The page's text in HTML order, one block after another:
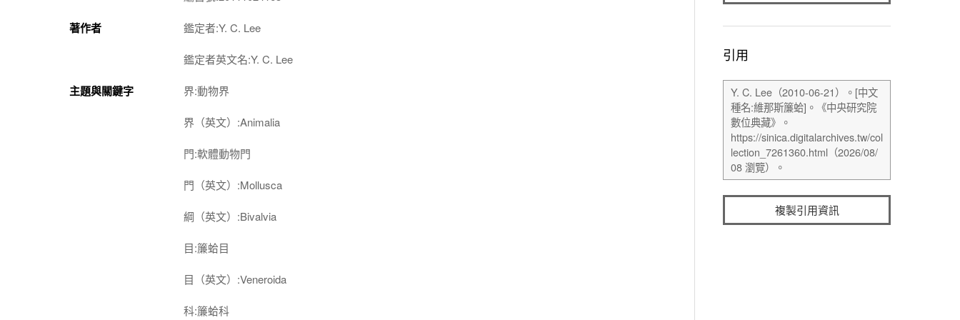
著作者 鑑定者:Y. C. Lee
鑑定者英文名:Y. C. Lee
主題與關鍵字 界:動物界
界（英文）:Animalia
門:軟體動物門
門（英文）:Mollusca
綱（英文）:Bivalvia
目:簾蛤目
目（英文）:Veneroida
科:簾蛤科
引用
複製引用資訊